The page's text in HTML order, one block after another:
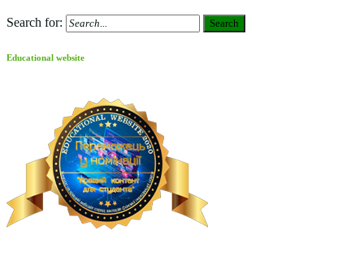
Search for: Search
Educational website